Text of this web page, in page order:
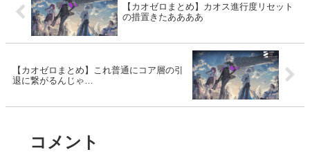
【カオゼロまとめ】カオス進行度リセット
の措置きたああああ
【カオゼロまとめ】これ普通にコア層の引
退に繋がるんじゃ…
コメント